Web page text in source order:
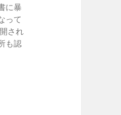
に暴
って
され
も認